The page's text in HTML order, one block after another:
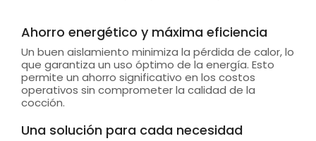
Ahorro energético y máxima eficiencia
Un buen aislamiento minimiza la pérdida de calor, lo
que garantiza un uso óptimo de la energía. Esto
permite un ahorro significativo en los costos
operativos sin comprometer la calidad de la
cocción.
Una solución para cada necesidad